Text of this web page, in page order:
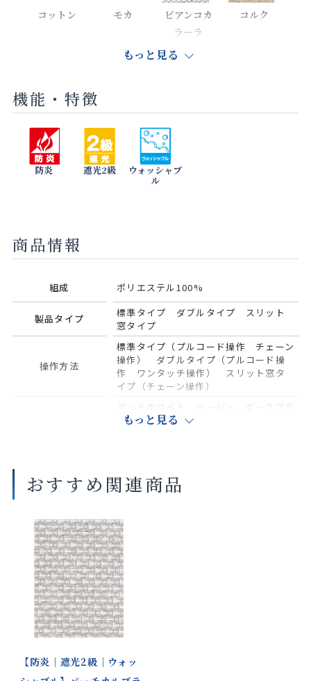
コットン モカ
ビアンコカ
ラーラ
コルク
ストーン クルミ
アッシュブ
もっと見る
機能・特徴
防炎 遮光2級 ウォッシャブ
ル
商品情報
組成 ポリエステル100%
製品タイプ
標準タイプ ダブルタイプ スリット
窓タイプ
操作方法
標準タイプ（プルコード操作 チェーン
操作） ダブルタイプ（プルコード操
作 ワンタッチ操作） スリット窓タ
イプ（チェーン操作）
マットホワイト ベージュ ダークブラ
ウン ブラック ホワイト（木調）
プ 木調ウェイト
ン〉
ホワイト（木調） ナチュラルブラウ
部品色：ダブルタ
イプ
マットホワイト ベージュ ダークブラ
ウン ブラック
部品色：スリット
窓タイプ
マットホワイト ベージュ ダークブラ
ウン
共通生地製品 バーチカルブラインド
もっと見る
おすすめ関連商品
【防炎｜遮光2級｜ウォッ